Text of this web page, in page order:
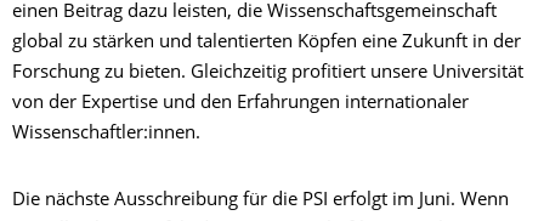
einen Beitrag dazu leisten, die Wissenschaftsgemeinschaft
global zu stärken und talentierten Köpfen eine Zukunft in der
Forschung zu bieten. Gleichzeitig profitiert unsere Universität
von der Expertise und den Erfahrungen internationaler
Wissenschaftler:innen.
Die nächste Ausschreibung für die PSI erfolgt im Juni. Wenn